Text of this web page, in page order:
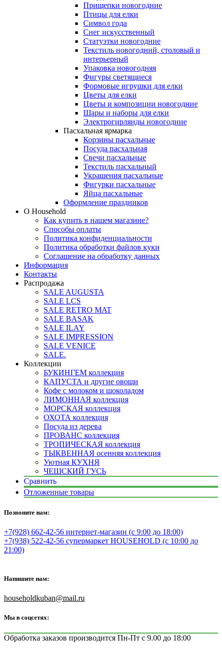
Прищепки новогодние
Птицы для елки
Символ года
Снег искусственный
Статуэтки новогодние
Текстиль новогодний, столовый и
интерьерный
Упаковка новогодняя
Фигуры светящиеся
Формовые игрушки для елки
Цветы для елки
Цветы и композиции новогодние
Шары и наборы для елки
Электрогирлянды новогодние
Пасхальная ярмарка
Корзины пасхальные
Посуда пасхальная
Свечи пасхальные
Текстиль пасхальный
Украшения пасхальные
Фигурки пасхальные
Яйца пасхальные
Оформление праздников
О Household
Как купить в нашем магазине?
Способы оплаты
Политика конфиденциальности
Политика обработки файлов куки
Соглашение на обработку данных
Информация
Контакты
Распродажа
SALE AUGUSTA
SALE LCS
SALE RETRO MAT
SALE BASAK
SALE ILAY
SALE IMPRESSION
SALE VENICE
SALE.
Коллекции
БУКИНГЕМ коллекция
КАПУСТА и другие овощи
Кофе с молоком и шоколадом
ЛИМОННАЯ коллекция
МОРСКАЯ коллекция
ОХОТА коллекция
Посуда из дерева
ПРОВАНС коллекция
ТРОПИЧЕСКАЯ коллекция
ТЫКВЕННАЯ осенняя коллекция
Уютная КУХНЯ
ЧЕШСКИЙ ГУСЬ
Сравнить
Отложенные товары
Позвоните нам:
+7(928) 662-42-56 интернет-магазин (с 9:00 до 18:00)
+7(938) 522-42-56 супермаркет HOUSEHOLD (с 10:00 до
21:00)
Напишите нам:
householdkuban@mail.ru
Мы в соцсетях:
Обработка заказов производится Пн-Пт с 9.00 до 18:00